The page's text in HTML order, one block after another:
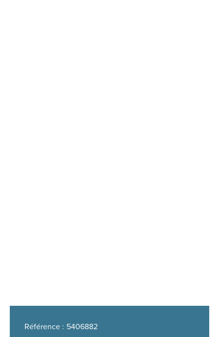
Référence
5406882